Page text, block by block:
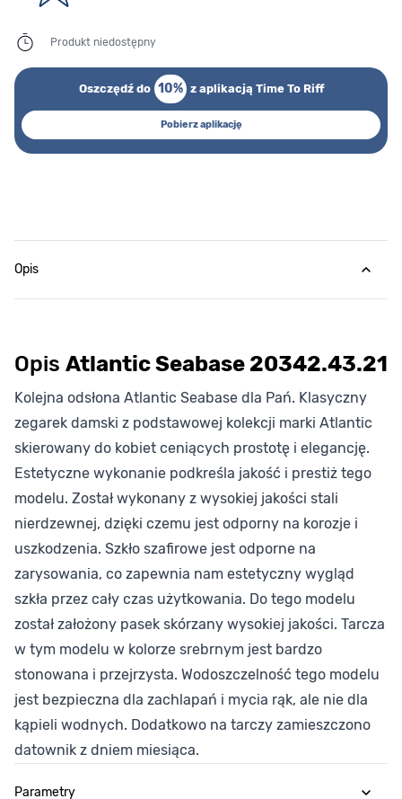
Produkt niedostępny
Oszczędź do 10% z aplikacją Time To Riff
Pobierz aplikację
Opis
Opis Atlantic Seabase 20342.43.21
Kolejna odsłona Atlantic Seabase dla Pań. Klasyczny
zegarek damski z podstawowej kolekcji marki Atlantic
skierowany do kobiet ceniących prostotę i elegancję.
Estetyczne wykonanie podkreśla jakość i prestiż tego
modelu. Został wykonany z wysokiej jakości stali
nierdzewnej, dzięki czemu jest odporny na korozje i
uszkodzenia. Szkło szafirowe jest odporne na
zarysowania, co zapewnia nam estetyczny wygląd
szkła przez cały czas użytkowania. Do tego modelu
został założony pasek skórzany wysokiej jakości. Tarcza
w tym modelu w kolorze srebrnym jest bardzo
stonowana i przejrzysta. Wodoszczelność tego modelu
jest bezpieczna dla zachlapań i mycia rąk, ale nie dla
kąpieli wodnych. Dodatkowo na tarczy zamieszczono
datownik z dniem miesiąca.
Parametry